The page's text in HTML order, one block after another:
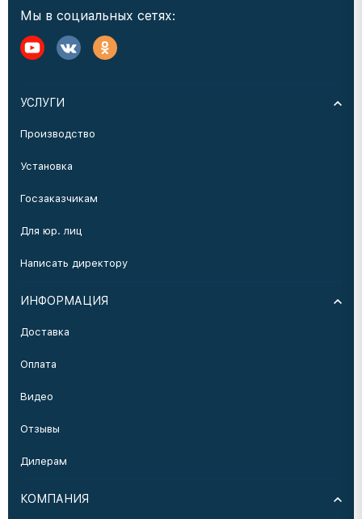
Мы в социальных сетях:
УСЛУГИ
Производство
Установка
Госзаказчикам
Для юр. лиц
Написать директору
ИНФОРМАЦИЯ
Доставка
Оплата
Видео
Отзывы
Дилерам
КОМПАНИЯ